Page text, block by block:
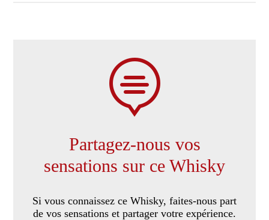

Partagez-nous vos
sensations sur ce Whisky
Si vous connaissez ce Whisky, faites-nous part
de vos sensations et partager votre expérience.